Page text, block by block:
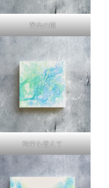
黄金の樹
時空を超えて